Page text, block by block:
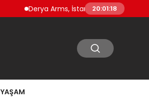
Derya Arms, İstanbul Prohunt
20:01:19
YAŞAM